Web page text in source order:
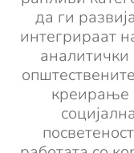
да ги
интегрираат
креирање